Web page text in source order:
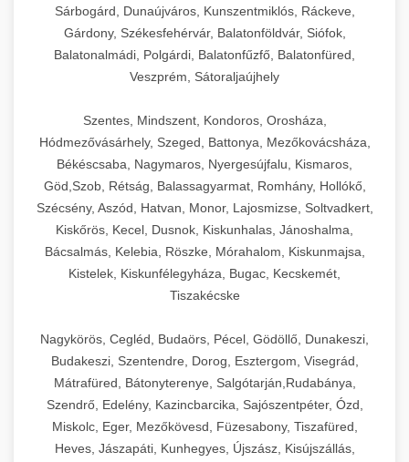
Sárbogárd, Dunaújváros, Kunszentmiklós, Ráckeve,
Gárdony, Székesfehérvár, Balatonföldvár, Siófok,
Balatonalmádi, Polgárdi, Balatonfűzfő, Balatonfüred,
Veszprém, Sátoraljaújhely
Szentes, Mindszent, Kondoros, Orosháza,
Hódmezővásárhely, Szeged, Battonya, Mezőkovácsháza,
Békéscsaba, Nagymaros, Nyergesújfalu, Kismaros,
Göd,Szob, Rétság, Balassagyarmat, Romhány, Hollókő,
Szécsény, Aszód, Hatvan, Monor, Lajosmizse, Soltvadkert,
Kiskőrös, Kecel, Dusnok, Kiskunhalas, Jánoshalma,
Bácsalmás, Kelebia, Röszke, Mórahalom, Kiskunmajsa,
Kistelek, Kiskunfélegyháza, Bugac, Kecskemét,
Tiszakécske
Nagykörös, Cegléd, Budaörs, Pécel, Gödöllő, Dunakeszi,
Budakeszi, Szentendre, Dorog, Esztergom, Visegrád,
Mátrafüred, Bátonyterenye, Salgótarján,Rudabánya,
Szendrő, Edelény, Kazincbarcika, Sajószentpéter, Ózd,
Miskolc, Eger, Mezőkövesd, Füzesabony, Tiszafüred,
Heves, Jászapáti, Kunhegyes, Újszász, Kisújszállás,